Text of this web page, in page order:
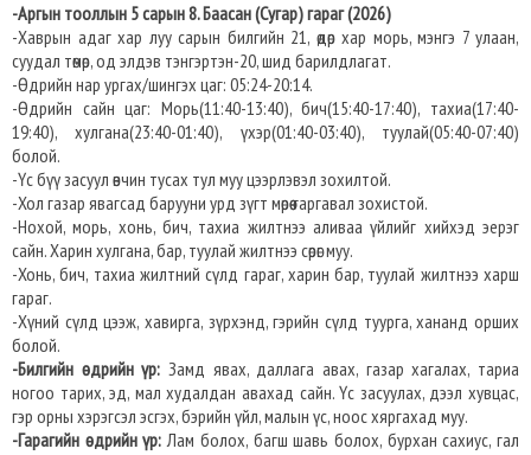
-Аргын тооллын 5 сарын 8. Баасан (Сугар) гараг (2026)
-Хаврын адаг хар луу сарын билгийн 21, өдөр хар морь, мэнгэ 7 улаан,
суудал төмөр, од элдэв тэнгэртэн-20, шид барилдлагат.
-Өдрийн нар ургах/шингэх цаг: 05:24-20:14.
-Өдрийн сайн цаг: Морь(11:40-13:40), бич(15:40-17:40), тахиа(17:40-
19:40), хулгана(23:40-01:40), үхэр(01:40-03:40), туулай(05:40-07:40)
болой.
-Үс бүү засуул өвчин тусах тул муу цээрлэвэл зохилтой.
-Хол газар явагсад барууни урд зүгт мөрөө гаргавал зохистой.
-Нохой, морь, хонь, бич, тахиа жилтнээ аливаа үйлийг хийхэд эерэг
сайн. Харин хулгана, бар, туулай жилтнээ сөрөг муу.
-Хонь, бич, тахиа жилтний сүлд гараг, харин бар, туулай жилтнээ харш
гараг.
-Хүний сүлд цээж, хавирга, зүрхэнд, гэрийн сүлд туурга, хананд орших
болой.
-Билгийн өдрийн үр: Замд явах, даллага авах, газар хагалах, тариа
ногоо тарих, эд, мал худалдан авахад сайн. Үс засуулах, дээл хувцас,
гэр орны хэрэгсэл эсгэх, бэрийн үйл, малын үс, ноос хяргахад муу.
-Гарагийн өдрийн үр: Лам болох, багш шавь болох, бурхан сахиус, гал